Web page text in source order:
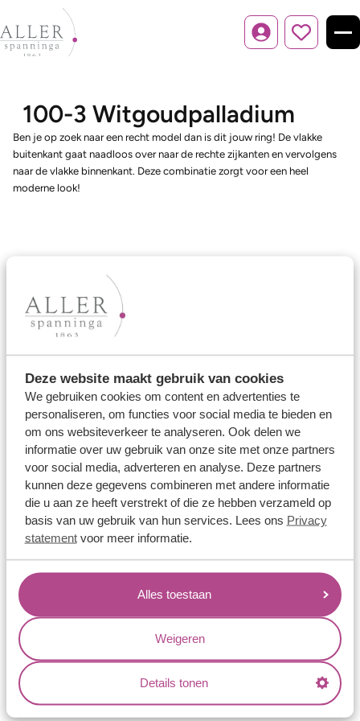
Deze website maakt gebruik van cookies
We gebruiken cookies om content en advertenties te
personaliseren, om functies voor social media te bieden en
om ons websiteverkeer te analyseren. Ook delen we
informatie over uw gebruik van onze site met onze partners
voor social media, adverteren en analyse. Deze partners
kunnen deze gegevens combineren met andere informatie
die u aan ze heeft verstrekt of die ze hebben verzameld op
basis van uw gebruik van hun services. Lees ons Privacy
statementvoor meer informatie.
Alles toestaan
Weigeren
Details tonen
Inloggen
100-3 Witgoudpalladium
Ben je op zoek naar een recht model dan is dit jouw ring! De vlakke
buitenkant gaat naadloos over naar de rechte zijkanten en vervolgens
naar de vlakke binnenkant. Deze combinatie zorgt voor een heel
moderne look!
Ons aanbod
Memoireringen
Verlovingsringen
Vriendschapsringen
Over ons
Aller Spanninga
Historie
Certificaten
Jouw voordelen
Conflictvrije Materialen
Oneindig veel mogelijkheden
Kwaliteit
Juweliers & Contact